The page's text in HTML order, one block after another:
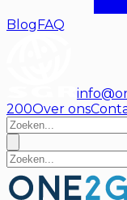
BlogFAQ
200Over ons